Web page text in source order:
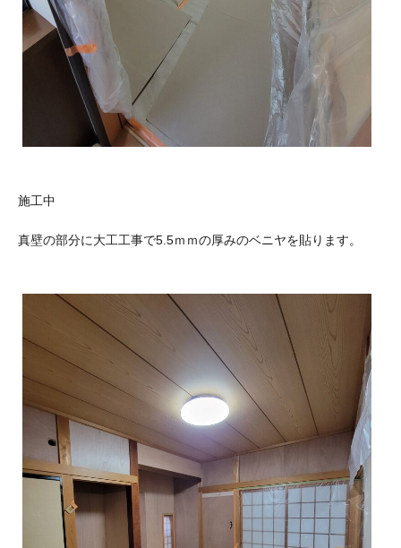
施工中
真壁の部分に大工工事で5.5ｍｍの厚みのベニヤを貼ります。